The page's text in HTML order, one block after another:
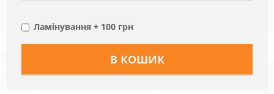
Ламінування + 100 грн